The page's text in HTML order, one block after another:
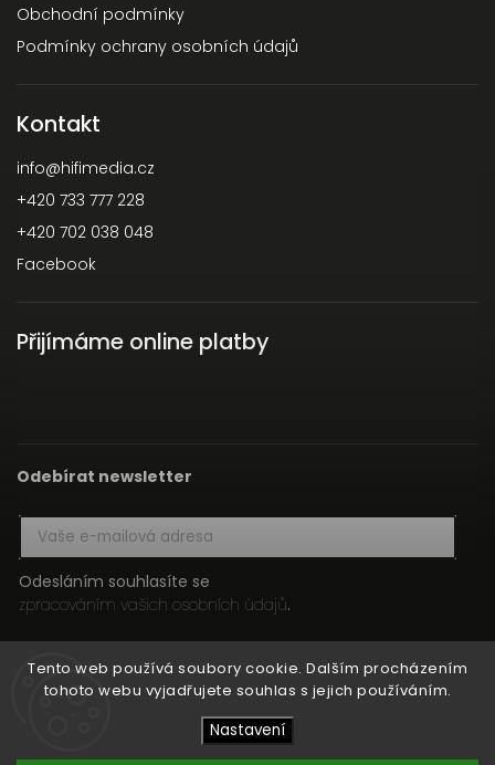
Tento web používá soubory cookie. Dalším procházením
tohoto webu vyjadřujete souhlas s jejich používáním.
Nastavení
Obchodní podmínky
Podmínky ochrany osobních údajů
Kontakt
info@hifimedia.cz
+420 733 777 228
+420 702 038 048
Facebook
Přijímáme online platby
Odebírat newsletter
Odesláním souhlasíte se
zpracováním vašich osobních údajů.
HIFI MEDIA. Všechna práva vyhrazena.